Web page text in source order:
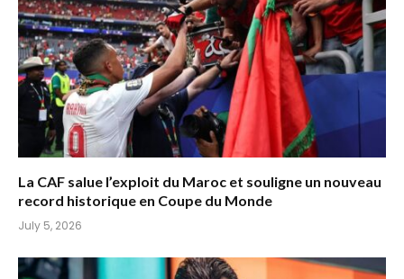
La CAF salue l’exploit du Maroc et souligne un nouveau
record historique en Coupe du Monde
July 5, 2026